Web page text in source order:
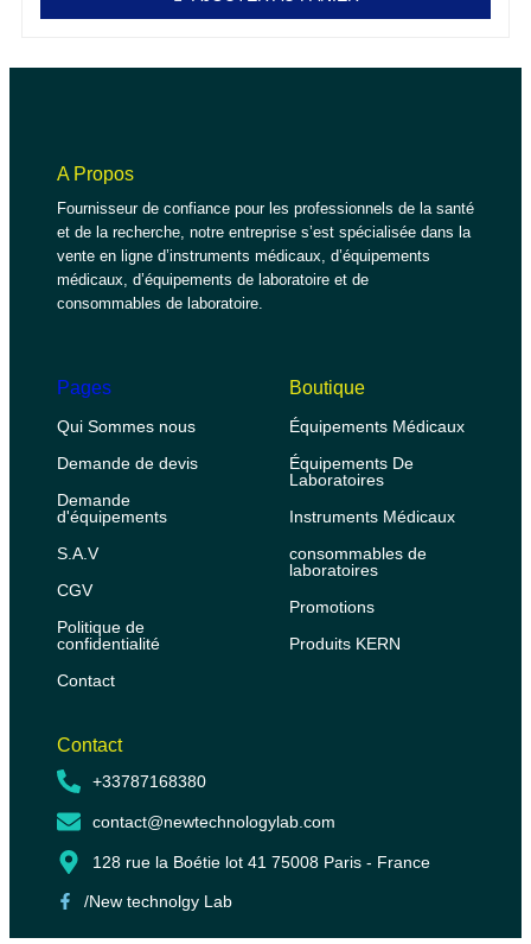
A Propos
Fournisseur de confiance pour les professionnels de la santé
et de la recherche, notre entreprise s’est spécialisée dans la
vente en ligne d’instruments médicaux, d’équipements
médicaux, d’équipements de laboratoire et de
consommables de laboratoire.
Pages
Qui Sommes nous
Demande de devis
Demande
d'équipements
S.A.V
CGV
Politique de
confidentialité
Contact
Boutique
Équipements Médicaux
Équipements De
Laboratoires
Instruments Médicaux
consommables de
laboratoires
Promotions
Produits KERN
Contact
+33787168380
contact@newtechnologylab.com
128 rue la Boétie lot 41 75008 Paris - France
/New technolgy Lab